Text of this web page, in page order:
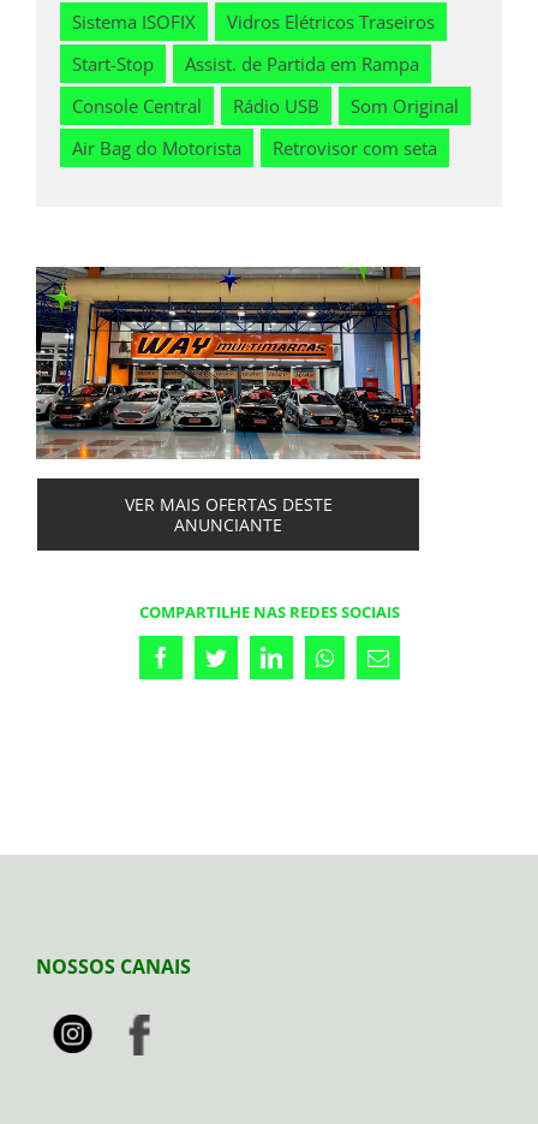
Sistema ISOFIX
Vidros Elétricos Traseiros
Start-Stop
Assist. de Partida em Rampa
Console Central
Rádio USB
Som Original
Air Bag do Motorista
Retrovisor com seta
VER MAIS OFERTAS DESTE
ANUNCIANTE
COMPARTILHE NAS REDES SOCIAIS
FacebookTwitterLinkedInWhatsappEmail
NOSSOS CANAIS